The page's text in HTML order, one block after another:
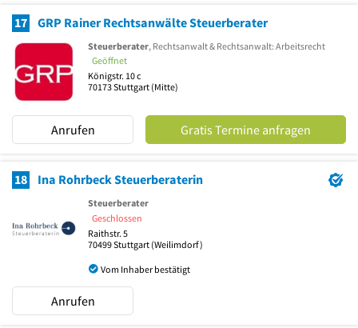
17 GRP Rainer Rechtsanwälte Steuerberater
Steuerberater, Rechtsanwalt & Rechtsanwalt: Arbeitsrecht
Geöffnet
Königstr. 10 c
70173Stuttgart (Mitte)
Anrufen Gratis Termine anfragen
18 Ina Rohrbeck Steuerberaterin
Steuerberater
Geschlossen
Raithstr. 5
70499Stuttgart (Weilimdorf)
Vom Inhaber bestätigt
Anrufen